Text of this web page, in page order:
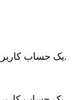
یک حساب کاربری رایگان برای ذخیره آیتم‌های محبوب ایجاد کنید.